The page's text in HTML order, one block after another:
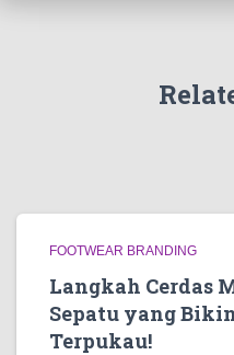
FOOTWEAR BRANDING
Langkah Cerdas
Sepatu yang
Terpukau!